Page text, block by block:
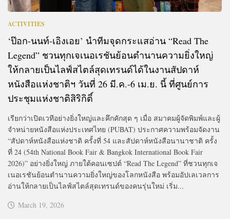
ACTIVITIES
‘ป๊อก-นนท์-เอิงเอย’ นำทีมจุดกระแสอ่าน “Read The
Legend” ชวนทุกเจเนอเรชันย้อนตำนานความยิ่งใหญ่
ให้กลายเป็นไลฟ์สไตล์สุดเทรนด์ได้ในงานสัปดาห์
หนังสือแห่งชาติฯ วันที่ 26 มี.ค.-6 เม.ย. นี้ ที่ศูนย์การ
ประชุมแห่งชาติสิริกิติ์
เรียกว่าเปิดเวทีอย่างยิ่งใหญ่และคึกคักสุด ๆ เมื่อ สมาคมผู้จัดพิมพ์และผู้
จำหน่ายหนังสือแห่งประเทศไทย (PUBAT) ประกาศความพร้อมจัดงาน
“สัปดาห์หนังสือแห่งชาติ ครั้งที่ 54 และสัปดาห์หนังสือนานาชาติ ครั้ง
ที่ 24 (54th National Book Fair & Bangkok International Book Fair
2026)” อย่างยิ่งใหญ่ ภายใต้คอนเซปต์ “Read The Legend” ที่ชวนทุกเจ
เนอเรชันย้อนตำนานความยิ่งใหญ่ของโลกหนังสือ พร้อมอัปเลเวลการ
อ่านให้กลายเป็นไลฟ์สไตล์สุดเทรนด์ของคนรุ่นใหม่ เริ่ม...
March 19, 2026